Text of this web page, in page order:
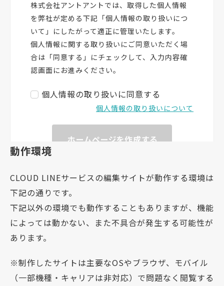
動作環境
CLOUD LINEサービスの編集サイトが動作する環境は
下記の通りです。
下記以外の環境でも動作することもありますが、機能
によっては動かない、また不具合が発生する可能性が
あります。
※制作したサイトは主要なOSやブラウザ、モバイル
（一部機種・キャリアは非対応）で問題なく閲覧する